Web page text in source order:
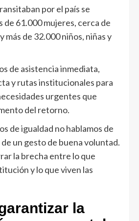
por el país se
61.000 mujeres, cerca de
más de 32.000 niños, niñas y
de asistencia inmediata,
y rutas institucionales para
urgentes que
del retorno.
de igualdad no hablamos de
un gesto de buena voluntad.
la brecha entre lo que
y lo que viven las
la